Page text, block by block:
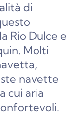
di
Rio Dulce e
Molti
navette
cui aria